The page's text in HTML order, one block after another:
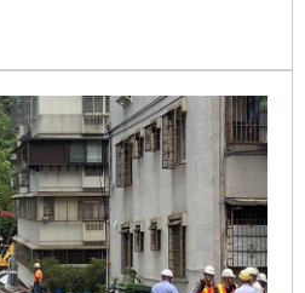
災戶物品損害賠償新台幣50